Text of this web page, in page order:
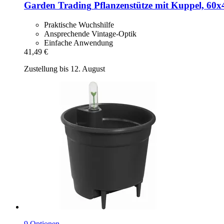
Garden Trading Pflanzenstütze mit Kuppel,
Praktische Wuchshilfe
Ansprechende Vintage-Optik
Einfache Anwendung
41,49 €
Zustellung bis 12. August